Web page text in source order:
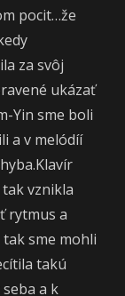
pocit…že
za svôj
ukázať
Yin sme boli
a v melódíí
vznikla
rytmus a
sme mohli
takú
a k